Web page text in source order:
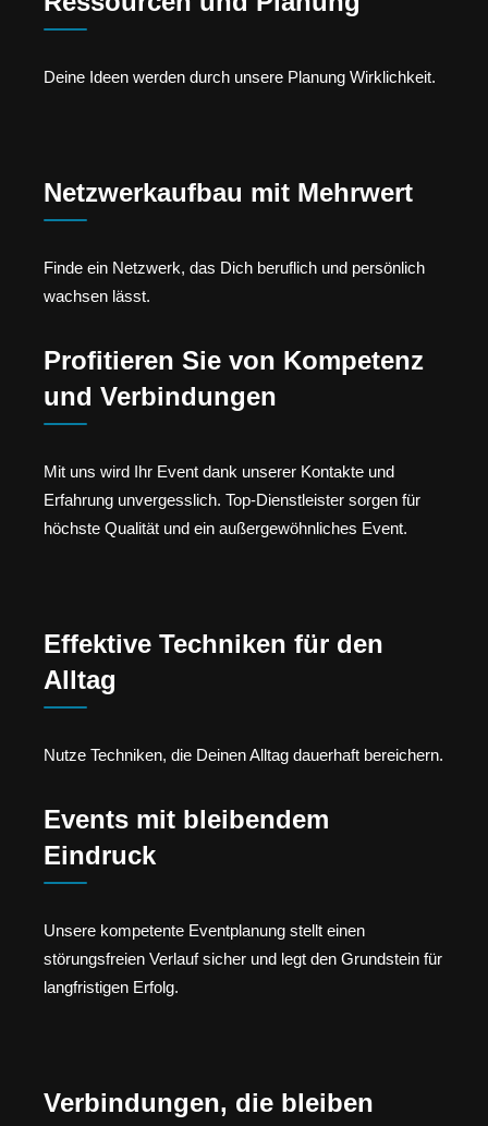
Deine Ideen werden durch unsere Planung Wirklichkeit.
Netzwerkaufbau mit Mehrwert
Finde ein Netzwerk, das Dich beruflich und persönlich
wachsen lässt.
Profitieren Sie von Kompetenz
und Verbindungen
Mit uns wird Ihr Event dank unserer Kontakte und
Erfahrung unvergesslich. Top-Dienstleister sorgen für
höchste Qualität und ein außergewöhnliches Event.
Effektive Techniken für den
Alltag
Nutze Techniken, die Deinen Alltag dauerhaft bereichern.
Events mit bleibendem
Eindruck
Unsere kompetente Eventplanung stellt einen
störungsfreien Verlauf sicher und legt den Grundstein für
langfristigen Erfolg.
Verbindungen, die bleiben